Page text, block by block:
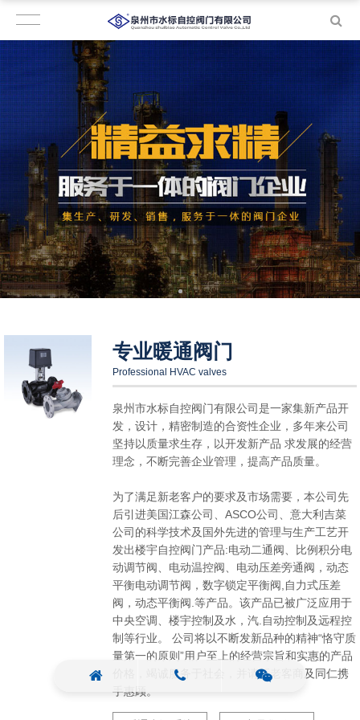
专业暖通阀门
Professional HVAC valves
泉州市水标自控阀门有限公司是一家集新产品开
发，设计，精密制造的合资性企业，多年来公司
坚持以质量求生存，以开发新产品 求发展的经营
理念，不断完善企业管理，提高产品质量。
为了满足新老客户的要求及市场需要，本公司先
后引进美国江森公司、ASCO公司、意大利吉菜
公司的科学技术及国外先进的管理与生产工艺开
发出楼宇自控阀门产品:电动二通阀、比例积分电
动调节阀、电动温控阀、电动压差旁通阀，动态
平衡电动调节阀，数字锁定平衡阀,自力式压差
阀，动态平衡阀.等产品。该产品已被广泛应用于
中央空调、楼宇控制及水，汽.自动控制及远程控
制等行业。 公司将以不断发新品种的精神“恪守质
量第一的原则”用户至上的经营宗旨和实惠的产品
价格，竭诚服务于社会，并请新老客商及同仁携
手惠顾。